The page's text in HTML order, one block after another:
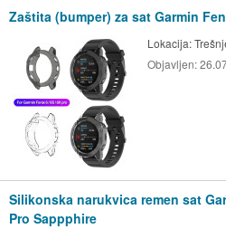
Zaštita (bumper) za sat Garmin
Lokacija:
Objavljen:
Silikonska narukvica remen sat
Pro Sappphire